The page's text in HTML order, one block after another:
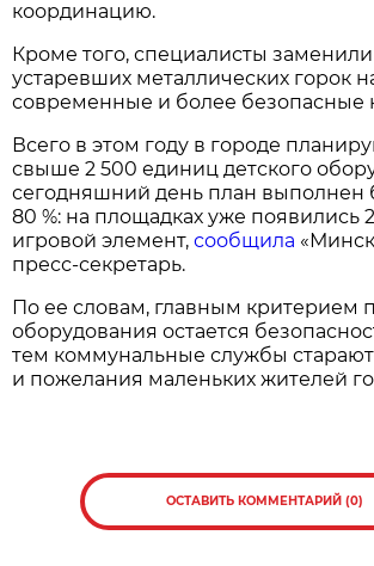
координацию.
Кроме того, специалисты заменили
устаревших металлических горок
современные и более безопасные
Всего в этом году в городе
свыше 2 500 единиц детского
сегодняшний день план выполнен
80 %: на площадках уже появились
игровой элемент,сообщила
пресс-секретарь.
По ее словам, главным критерием
оборудования остается
тем коммунальные службы
и пожелания маленьких жителей
ОСТАВИТЬ КОММЕНТАРИЙ (0)